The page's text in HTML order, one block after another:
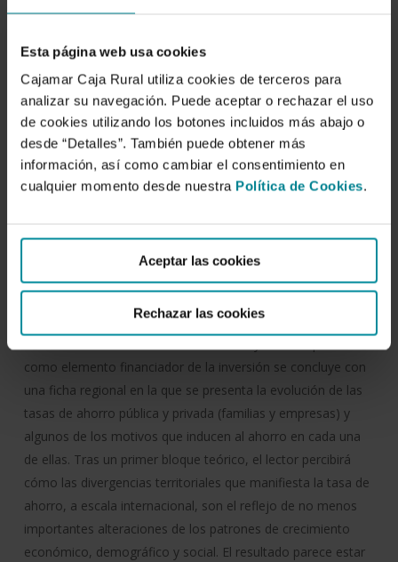
Esta página web usa cookies
Cajamar Caja Rural utiliza cookies de terceros para
analizar su navegación. Puede aceptar o rechazar el uso
de cookies utilizando los botones incluidos más abajo o
desde “Detalles”. También puede obtener más
información, así como cambiar el consentimiento en
cualquier momento desde nuestra Política de Cookies.
Aceptar las cookies
Rechazar las cookies
Luis Jesús Belmonte Ureña
Fecha de publicación:
5 de octubre de 2006
ISBN:
978-84-955313-4-6
Deposito:
Se trata de un estudio descriptivo, analítico y prospectivo de
una variable macroeconómica tan importante como es la
tasa de ahorro, en todas sus acepciones. Partiendo de la
como elemento financiador de la inversión se concluye con
una ficha regional en la que se presenta la evolución de las
tasas de ahorro pública y privada (familias y empresas) y
algunos de los motivos que inducen al ahorro en cada una
de ellas. Tras un primer bloque teórico, el lector percibirá
cómo las divergencias territoriales que manifiesta la tasa de
ahorro, a escala internacional, son el reflejo de no menos
importantes alteraciones de los patrones de crecimiento
económico, demográfico y social. El resultado parece estar